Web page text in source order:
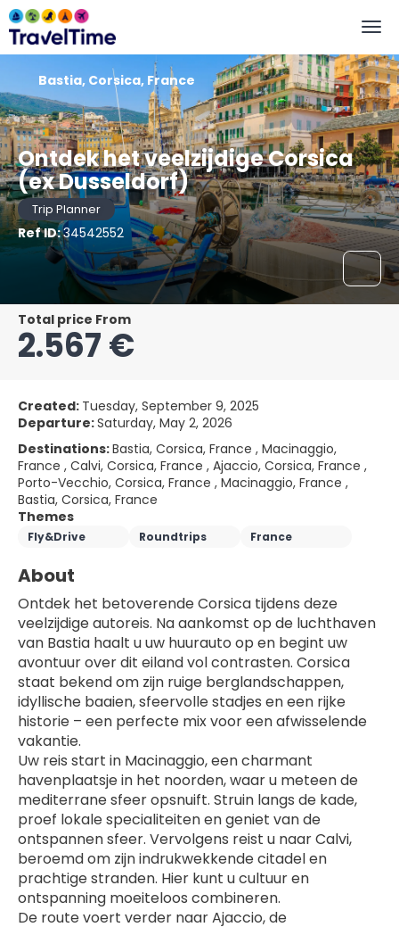
Ontdek het veelzijdige Corsica
(ex Dusseldorf)
Trip Planner
Ref ID:34542552
Bastia, Corsica, France
Total price From
2.567 €
Created: Tuesday, September 9, 2025
Departure:Saturday, May 2, 2026
Destinations:Bastia, Corsica, France , Macinaggio,
France , Calvi, Corsica, France , Ajaccio, Corsica, France ,
Porto-Vecchio, Corsica, France , Macinaggio, France ,
Bastia, Corsica, France
Themes
Fly&Drive Roundtrips France
About
Ontdek het betoverende Corsica tijdens deze
veelzijdige autoreis. Na aankomst op de luchthaven
van Bastia haalt u uw huurauto op en begint uw
avontuur over dit eiland vol contrasten. Corsica
staat bekend om zijn ruige berglandschappen,
idyllische baaien, sfeervolle stadjes en een rijke
historie – een perfecte mix voor een afwisselende
vakantie.
Uw reis start in Macinaggio, een charmant
havenplaatsje in het noorden, waar u meteen de
mediterrane sfeer opsnuift. Struin langs de kade,
proef lokale specialiteiten en geniet van de
ontspannen sfeer. Vervolgens reist u naar Calvi,
beroemd om zijn indrukwekkende citadel en
prachtige stranden. Hier kunt u cultuur en
ontspanning moeiteloos combineren.
De route voert verder naar Ajaccio, de